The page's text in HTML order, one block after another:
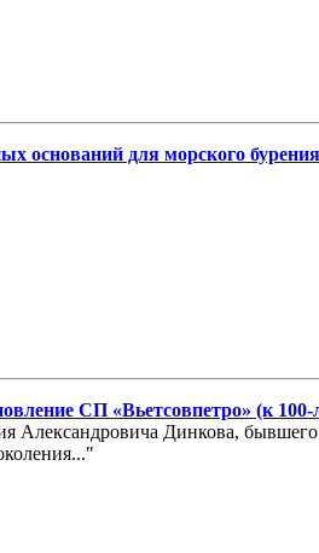
оснований для морского
СП «Вьетсовпетро» (к
Александровича Динкова,